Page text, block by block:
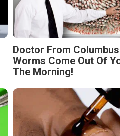
Doctor From
Worms Come Out Of
The Morning!